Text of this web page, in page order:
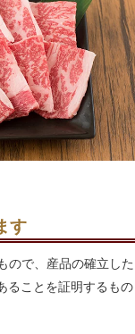
す
ので、産品の確立した
ることを証明するもの